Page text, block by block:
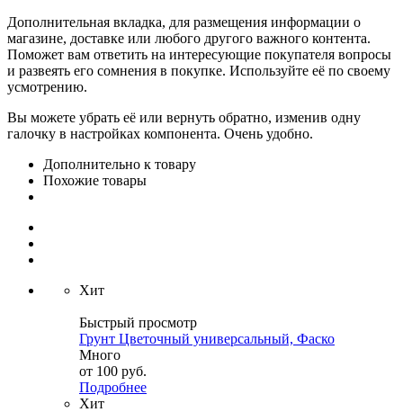
Дополнительная вкладка, для размещения информации о
магазине, доставке или любого другого важного контента.
Поможет вам ответить на интересующие покупателя вопросы
и развеять его сомнения в покупке. Используйте её по своему
усмотрению.
Вы можете убрать её или вернуть обратно, изменив одну
галочку в настройках компонента. Очень удобно.
Дополнительно к товару
Похожие товары
Хит
Быстрый просмотр
Грунт Цветочный универсальный, Фаско
Много
от 100 руб.
Подробнее
Хит